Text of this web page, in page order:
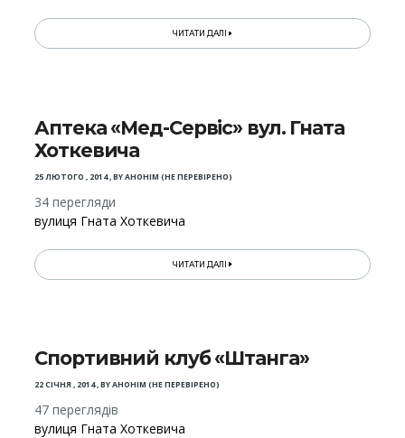
ЧИТАТИ ДАЛІ
Аптека «Мед-Сервіс» вул. Гната
Хоткевича
25 ЛЮТОГО , 2014,BYАНОНІМ (НЕ ПЕРЕВІРЕНО)
34 перегляди
вулиця Гната Хоткевича
ЧИТАТИ ДАЛІ
Спортивний клуб «Штанга»
22 СІЧНЯ , 2014,BYАНОНІМ (НЕ ПЕРЕВІРЕНО)
47 переглядів
вулиця Гната Хоткевича